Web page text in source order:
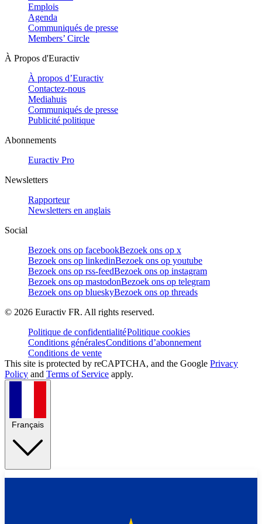
Emplois
Agenda
Communiqués de presse
Members’ Circle
À Propos d'Euractiv
À propos d’Euractiv
Contactez-nous
Mediahuis
Communiqués de presse
Publicité politique
Abonnements
Euractiv Pro
Newsletters
Rapporteur
Newsletters en anglais
Social
Bezoek ons op facebookBezoek ons op x
Bezoek ons op linkedinBezoek ons op youtube
Bezoek ons op rss-feedBezoek ons op instagram
Bezoek ons op mastodonBezoek ons op telegram
Bezoek ons op blueskyBezoek ons op threads
© 2026 Euractiv FR. All rights reserved.
Politique de confidentialitéPolitique cookies
Conditions généralesConditions d’abonnement
Conditions de vente
This site is protected by reCAPTCHA, and the Google Privacy
Policy and Terms of Service apply.
Français